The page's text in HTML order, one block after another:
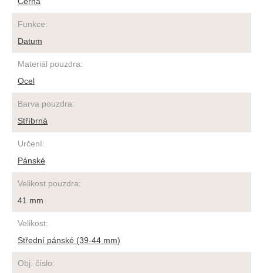
Funkce:
Datum
Materiál pouzdra:
Ocel
Barva pouzdra:
Stříbrná
Určení:
Pánské
Velikost pouzdra:
41 mm
Velikost:
Střední pánské (39-44 mm)
Obj. číslo: